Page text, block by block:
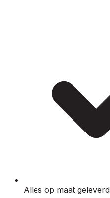
Alles op maat geleverd